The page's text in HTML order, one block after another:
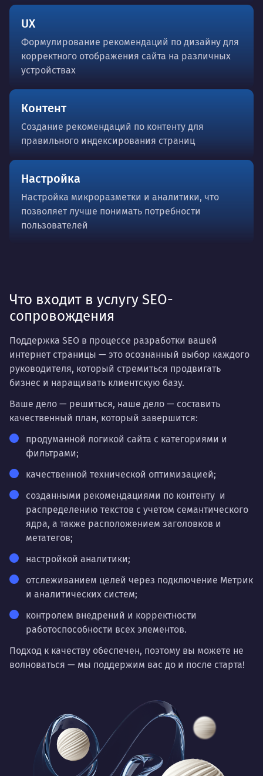
UX
Формулирование рекомендаций по дизайну для
корректного отображения сайта на различных
устройствах
Контент
Создание рекомендаций по контенту для
правильного индексирования страниц
Настройка
Настройка микроразметки и аналитики, что
позволяет лучше понимать потребности
пользователей
Что входит в услугу SEO-
сопровождения
Поддержка SEO в процессе разработки вашей
интернет страницы — это осознанный выбор каждого
руководителя, который стремиться продвигать
бизнес и наращивать клиентскую базу.
Ваше дело — решиться, наше дело — составить
качественный план, который завершится:
продуманной логикой сайта с категориями и
фильтрами;
качественной технической оптимизацией;
созданными рекомендациями по контенту и
распределению текстов с учетом семантического
ядра, а также расположением заголовков и
метатегов;
настройкой аналитики;
отслеживанием целей через подключение Метрик
и аналитических систем;
контролем внедрений и корректности
работоспособности всех элементов.
Подход к качеству обеспечен, поэтому вы можете не
волноваться — мы поддержим вас до и после старта!